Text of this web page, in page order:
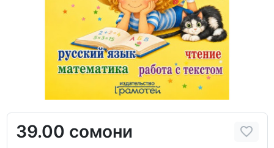
39.00 сомони